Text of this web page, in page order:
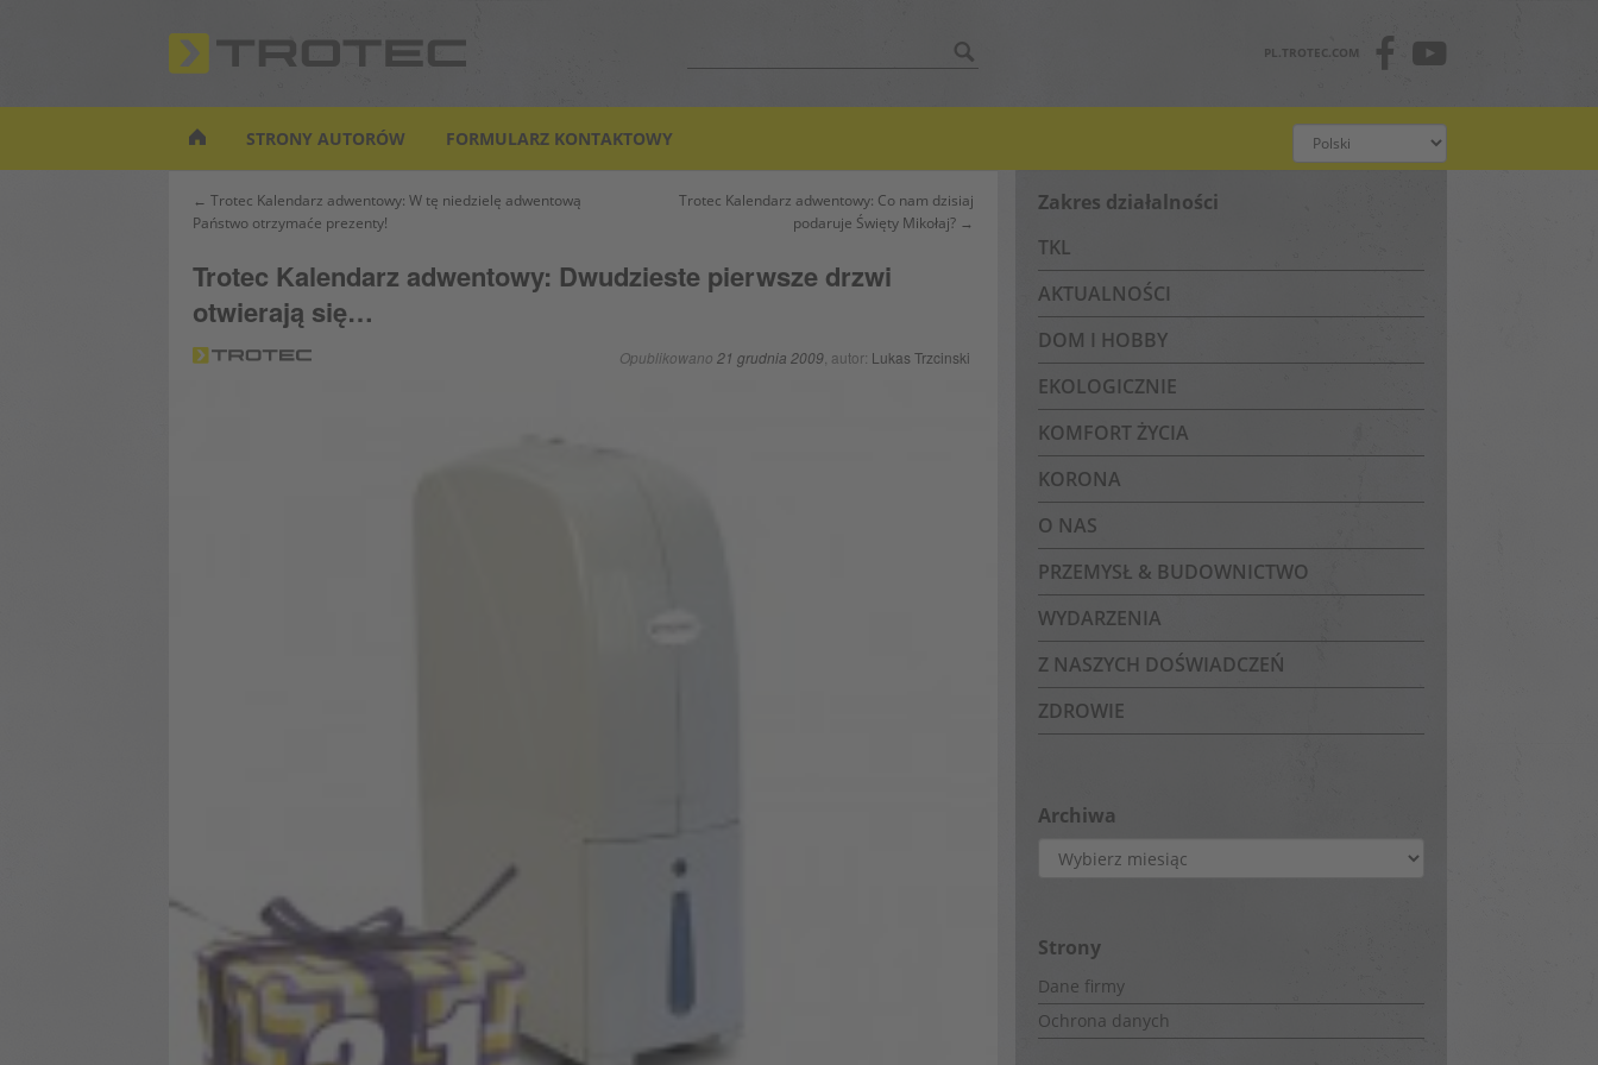
m
PL.TROTEC.COM
STRONY AUTORÓW FORMULARZ KONTAKTOWY
Nawigacja
wpisu
← Trotec Kalendarz adwentowy: W tę niedzielę adwentową
Państwo otrzymaće prezenty!
Trotec Kalendarz adwentowy: Co nam dzisiaj
podaruje Święty Mikołaj? →
Trotec Kalendarz adwentowy: Dwudzieste pierwsze drzwi
otwierają się…
Opublikowano 21 grudnia 2009, autor: Lukas Trzcinski
Zakres działalności
TKL
AKTUALNOŚCI
DOM I HOBBY
EKOLOGICZNIE
KOMFORT ŻYCIA
KORONA
O NAS
PRZEMYSŁ & BUDOWNICTWO
WYDARZENIA
Z NASZYCH DOŚWIADCZEŃ
ZDROWIE
Archiwa
Archiwa
Strony
Dane firmy
Ochrona danych